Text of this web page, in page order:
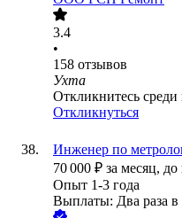
3.4
•
158 отзывов
Ухта
Откликнитесь
Откликнуться
Инженер по
70 000 ₽ за месяц, до
Опыт 1-3 года
Выплаты: Два раза в